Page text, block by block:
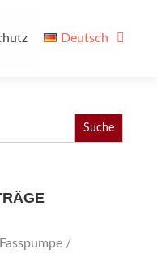
Deutsch
/